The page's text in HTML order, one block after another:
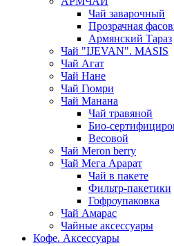
Чай заварочный
Прозрачная
Армянский Тараз
Чай "IJEVAN". MASIS
Чай Агат
Чай Нане
Чай Гюмри
Чай Манана
Чай травяной
Био-
Весовой
Чай Meron berry
Чай Мега Арарат
Чай в пакете
Фильтр-пакетики
Гофроупаковка
Чай Амарас
Чайные аксессуары
Кофе. Аксессуары